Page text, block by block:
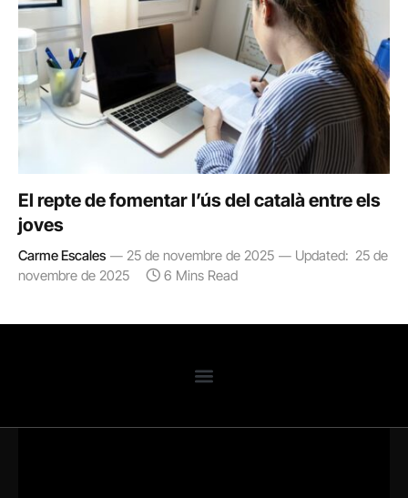
El repte de fomentar l’ús del català entre els
joves
Carme Escales 25 de novembre de 2025 Updated: 25 de
novembre de 2025
6 Mins Read